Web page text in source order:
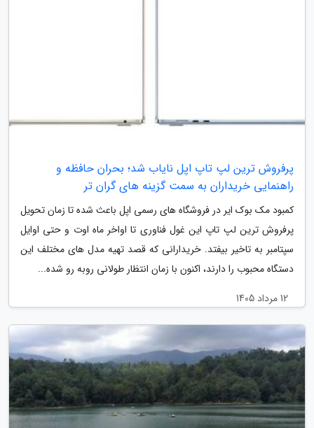
پرفروش ترین لپ تاپ اپل نایاب شد؛ بحران حافظه و
راهنمایی خریداران به سمت گزینه های گران تر
کمبود مک بوک ایر در فروشگاه های رسمی اپل باعث شده تا زمان تحویل
پرفروش ترین لپ تاپ این غول فناوری تا اواخر ماه اوت و حتی اوایل
سپتامبر به تاخیر بیفتد. خریدارانی که قصد تهیه مدل های مختلف این
دستگاه محبوب را دارند، اکنون با زمان انتظار طولانی روبه رو شده...
12 مرداد 1405